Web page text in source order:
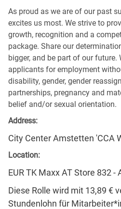
As proud as we are of our past
excites us most. We strive to
growth, recognition and a
package. Share our
bigger, and be part of our future.
applicants for employment
disability, gender, gender
partnerships, pregnancy and
belief and/or sexual orientation.
Address:
City Center Amstetten 'CCA
Location:
EUR TK Maxx AT Store 832 -
Diese Rolle wird mit 13,89 €
Stundenlohn für